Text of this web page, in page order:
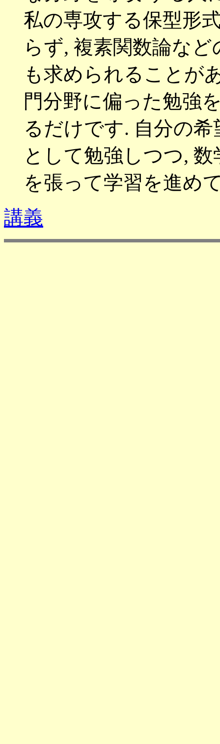
私の専攻する保型形
らず, 複素関数論など
も求められることが
門分野に偏った勉強
るだけです. 自分の
として勉強しつつ, 数
を張って学習を進め
講義